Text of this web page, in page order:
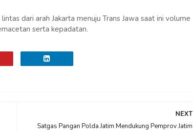
dari arah Jakarta menuju Trans Jawa saat ini volume
serta kepadatan.
NEXT
Satgas Pangan Polda Jatim Mendukung Pemprov Jatim